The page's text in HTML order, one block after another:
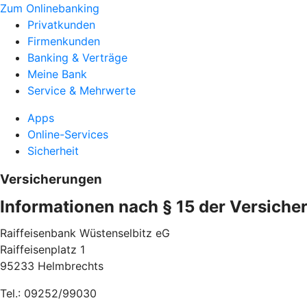
Zum Onlinebanking
Privatkunden
Firmenkunden
Banking & Verträge
Meine Bank
Service & Mehrwerte
Apps
Online-Services
Sicherheit
Versicherungen
Informationen nach § 15 der
Raiffeisenbank Wüstenselbitz eG
Raiffeisenplatz 1
95233 Helmbrechts
Tel.: 09252/99030